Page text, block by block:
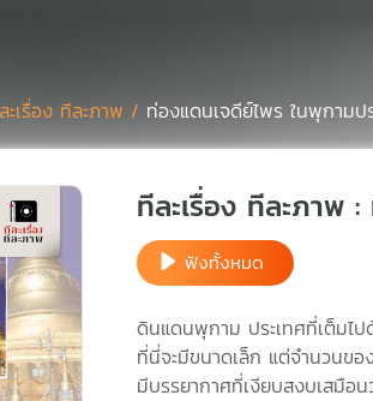
ะเรื่อง ทีละภาพ / ท่องแดนเจดีย์ไพร ในพุกามป
ทีละเรื่อง ทีละภาพ
ฟังทั้งหมด
ดินแดนพุกาม ประเทศที่เต็มไ
ที่นี่จะมีขนาดเล็ก แต่จำนวนข
มีบรรยากาศที่เงียบสงบเสมือ